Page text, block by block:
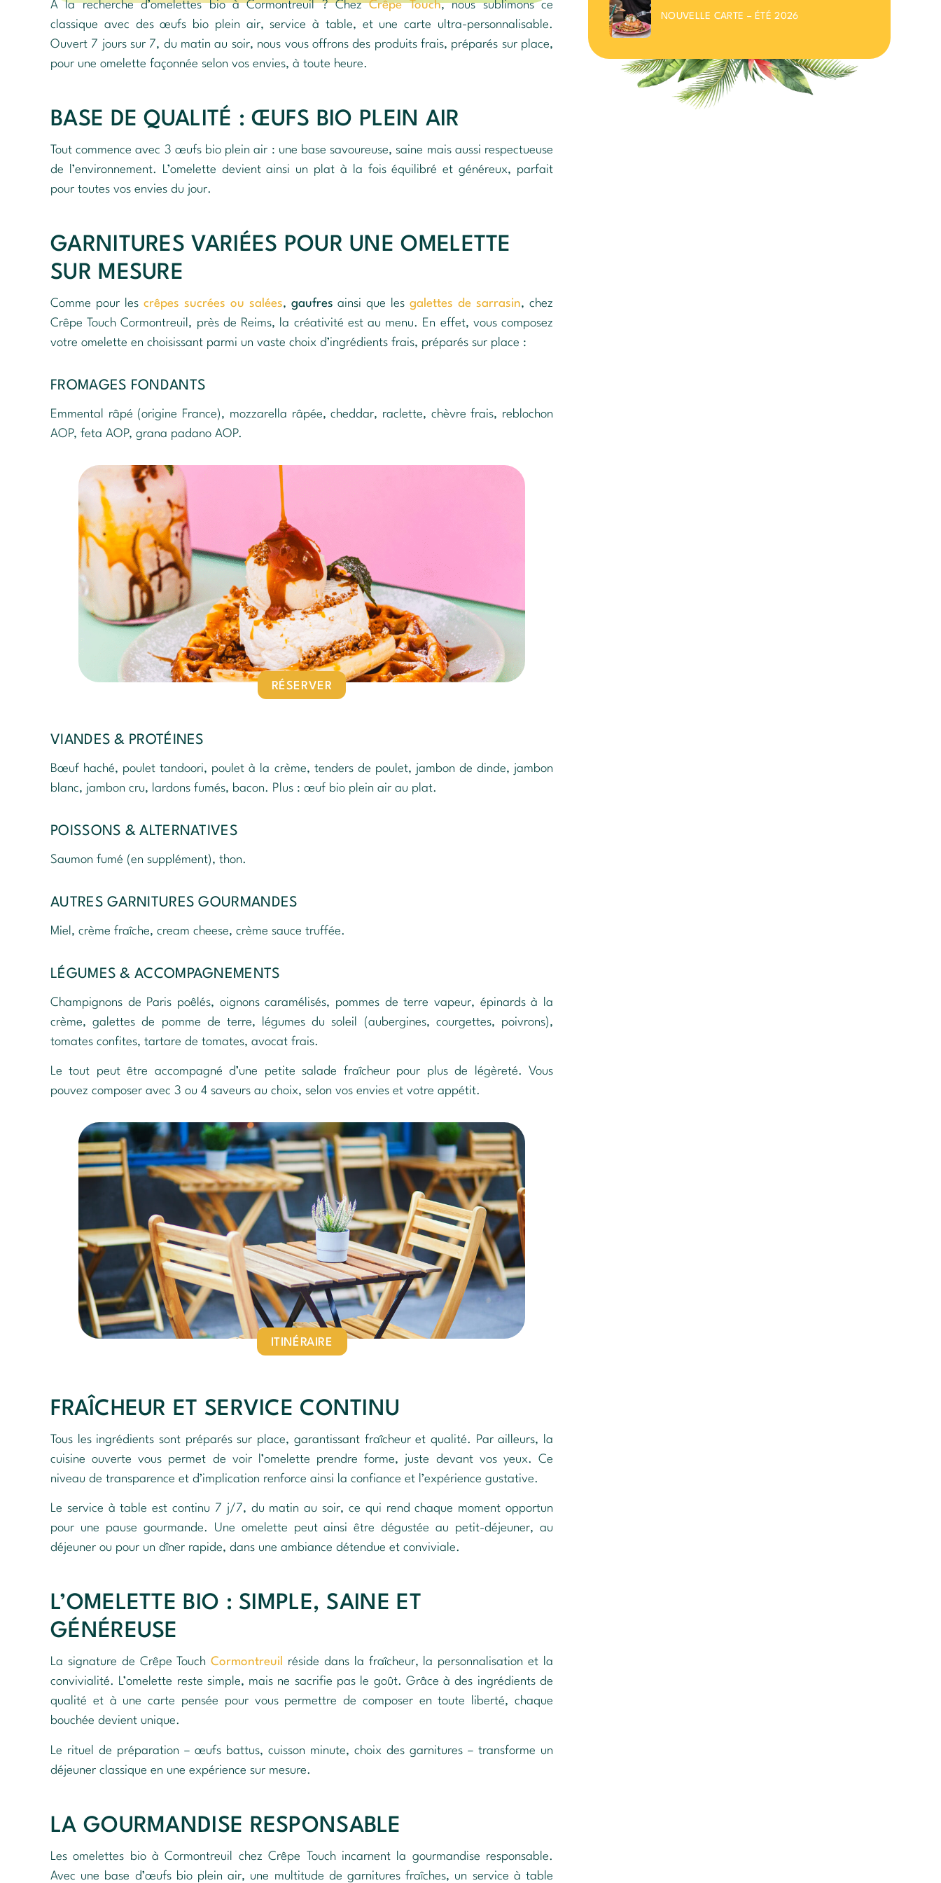
À la recherche d’omelettes bio à Cormontreuil ? ChezCrêpe Touch, nous sublimons ce
classique avec des œufs bio plein air, service à table, et une carte ultra-personnalisable.
Ouvert 7 jours sur 7, du matin au soir, nous vous offrons des produits frais, préparés sur place,
pour une omelette façonnée selon vos envies, à toute heure.
BASE DE QUALITÉ : ŒUFS BIO PLEIN AIR
Tout commence avec 3 œufs bio plein air : une base savoureuse, saine mais aussi respectueuse
de l’environnement. L’omelette devient ainsi un plat à la fois équilibré et généreux, parfait
pour toutes vos envies du jour.
GARNITURES VARIÉES POUR UNE OMELETTE
SUR MESURE
Comme pour les crêpes sucrées ou salées, gaufres ainsi que lesgalettes de sarrasin, chez
Crêpe Touch Cormontreuil, près de Reims, la créativité est au menu. En effet, vous composez
votre omelette en choisissant parmi un vaste choix d’ingrédients frais, préparés sur place :
FROMAGES FONDANTS
Emmental râpé (origine France), mozzarella râpée, cheddar, raclette, chèvre frais, reblochon
AOP, feta AOP, grana padano AOP.
RÉSERVER
VIANDES & PROTÉINES
Bœuf haché, poulet tandoori, poulet à la crème, tenders de poulet, jambon de dinde, jambon
blanc, jambon cru, lardons fumés, bacon. Plus : œuf bio plein air au plat.
POISSONS & ALTERNATIVES
Saumon fumé (en supplément), thon.
AUTRES GARNITURES GOURMANDES
Miel, crème fraîche, cream cheese, crème sauce truffée.
LÉGUMES & ACCOMPAGNEMENTS
Champignons de Paris poêlés, oignons caramélisés, pommes de terre vapeur, épinards à la
crème, galettes de pomme de terre, légumes du soleil (aubergines, courgettes, poivrons),
tomates confites, tartare de tomates, avocat frais.
Le tout peut être accompagné d’une petite salade fraîcheur pour plus de légèreté. Vous
pouvez composer avec 3 ou 4 saveurs au choix, selon vos envies et votre appétit.
ITINÉRAIRE
FRAÎCHEUR ET SERVICE CONTINU
Tous les ingrédients sont préparés sur place, garantissant fraîcheur et qualité. Par ailleurs, la
cuisine ouverte vous permet de voir l’omelette prendre forme, juste devant vos yeux. Ce
niveau de transparence et d’implication renforce ainsi la confiance et l’expérience gustative.
Le service à table est continu 7 j/7, du matin au soir, ce qui rend chaque moment opportun
pour une pause gourmande. Une omelette peut ainsi être dégustée au petit-déjeuner, au
déjeuner ou pour un dîner rapide, dans une ambiance détendue et conviviale.
L’OMELETTE BIO : SIMPLE, SAINE ET
GÉNÉREUSE
La signature de Crêpe TouchCormontreuil réside dans la fraîcheur, la personnalisation et la
convivialité. L’omelette reste simple, mais ne sacrifie pas le goût. Grâce à des ingrédients de
qualité et à une carte pensée pour vous permettre de composer en toute liberté, chaque
bouchée devient unique.
Le rituel de préparation – œufs battus, cuisson minute, choix des garnitures – transforme un
déjeuner classique en une expérience sur mesure.
LA GOURMANDISE RESPONSABLE
Les omelettes bio à Cormontreuil chez Crêpe Touch incarnent la gourmandise responsable.
Avec une base d’œufs bio plein air, une multitude de garnitures fraîches, un service à table
NOUVELLE CARTE – ÉTÉ 2026